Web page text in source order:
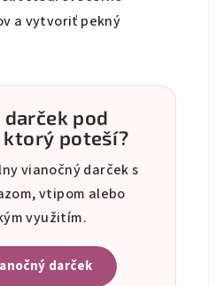
a vytvoriť pekný
pod
ktorý poteší?
vianočný darček s
vtipom alebo
využitím.
darček